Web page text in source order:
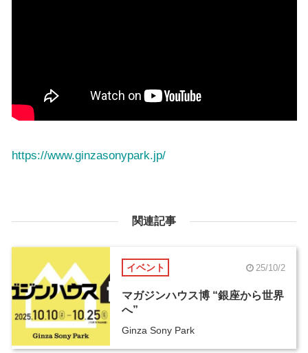
https://www.ginzasonypark.jp/
関連記事
イベント 25/10/2
マガジンハウス博 “銀座から世界
へ”
Ginza Sony Park